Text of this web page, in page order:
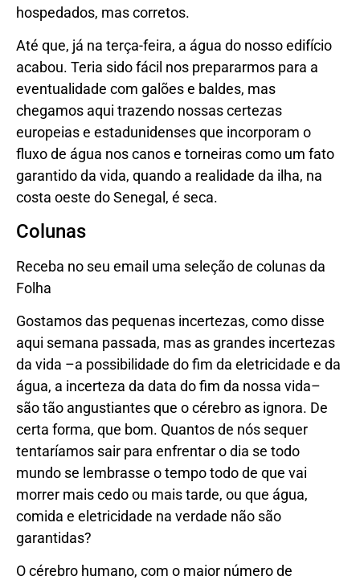
hospedados, mas corretos.
Até que, já na terça-feira, a água do nosso edifício
acabou. Teria sido fácil nos prepararmos para a
eventualidade com galões e baldes, mas
chegamos aqui trazendo nossas certezas
europeias e estadunidenses que incorporam o
fluxo de água nos canos e torneiras como um fato
garantido da vida, quando a realidade da ilha, na
costa oeste do Senegal, é seca.
Colunas
Receba no seu email uma seleção de colunas da
Folha
Gostamos das pequenas incertezas, como disse
aqui semana passada, mas as grandes incertezas
da vida –a possibilidade do fim da eletricidade e da
água, a incerteza da data do fim da nossa vida–
são tão angustiantes que o cérebro as ignora. De
certa forma, que bom. Quantos de nós sequer
tentaríamos sair para enfrentar o dia se todo
mundo se lembrasse o tempo todo de que vai
morrer mais cedo ou mais tarde, ou que água,
comida e eletricidade na verdade não são
garantidas?
O cérebro humano, com o maior número de